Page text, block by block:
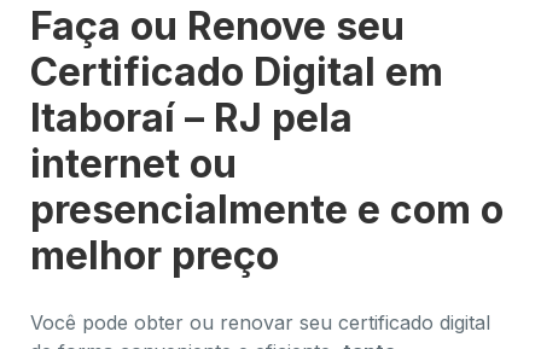
Faça ou Renove seu
Certificado Digital em
Itaboraí – RJ pela
internet ou
presencialmente e com o
melhor preço
Você pode obter ou renovar seu certificado digital